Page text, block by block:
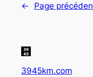
← Page
3945km.com